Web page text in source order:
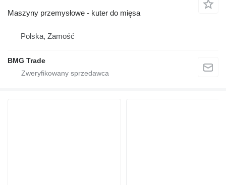
Maszyny przemysłowe - kuter do mięsa
Polska, Zamość
BMG Trade